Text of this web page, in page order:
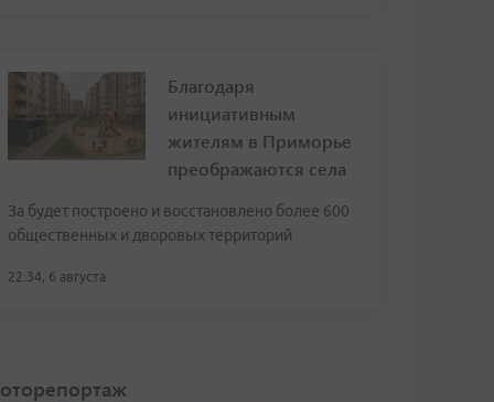
Благодаря
инициативным
жителям в Приморье
преображаются села
За будет построено и восстановлено более 600
общественных и дворовых территорий
22:34, 6 августа